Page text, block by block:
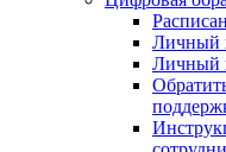
Личный
Личный